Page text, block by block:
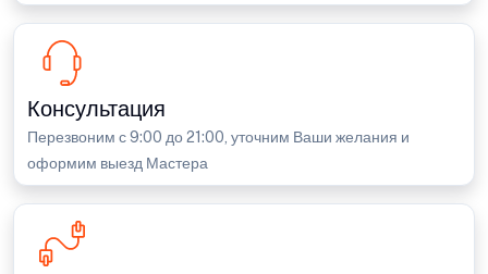
Консультация
Перезвоним с 9:00 до 21:00, уточним Ваши желания и
оформим выезд Мастера